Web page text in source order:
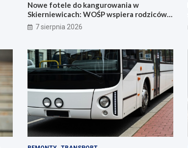
Nowe fotele do kangurowania w
Skierniewicach: WOŚP wspiera rodziców i
noworodki
7 sierpnia 2026